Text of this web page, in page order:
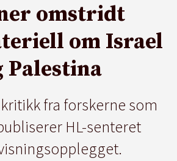
omstridt
om Israel
Palestina
fra forskerne som
HL-senteret